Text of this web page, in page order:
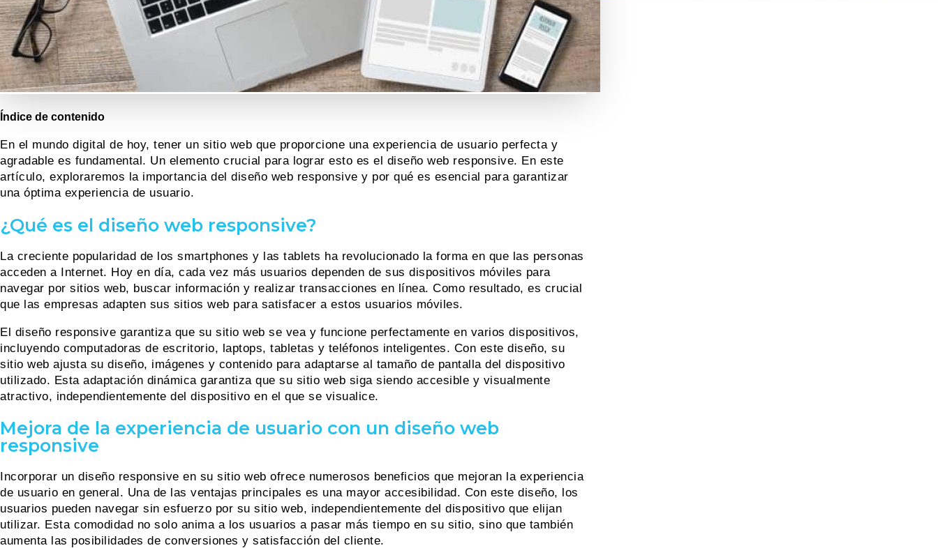
Índice de contenido
En el mundo digital de hoy, tener un sitio web que proporcione una experiencia de usuario perfecta y
agradable es fundamental. Un elemento crucial para lograr esto es el diseño web responsive. En este
artículo, exploraremos la importancia del diseño web responsive y por qué es esencial para garantizar
una óptima experiencia de usuario.
¿Qué es el diseño web responsive?
La creciente popularidad de los smartphones y las tablets ha revolucionado la forma en que las personas
acceden a Internet. Hoy en día, cada vez más usuarios dependen de sus dispositivos móviles para
navegar por sitios web, buscar información y realizar transacciones en línea. Como resultado, es crucial
que las empresas adapten sus sitios web para satisfacer a estos usuarios móviles.
El diseño responsive garantiza que su sitio web se vea y funcione perfectamente en varios dispositivos,
incluyendo computadoras de escritorio, laptops, tabletas y teléfonos inteligentes. Con este diseño, su
sitio web ajusta su diseño, imágenes y contenido para adaptarse al tamaño de pantalla del dispositivo
utilizado. Esta adaptación dinámica garantiza que su sitio web siga siendo accesible y visualmente
atractivo, independientemente del dispositivo en el que se visualice.
Mejora de la experiencia de usuario con un diseño web
responsive
Incorporar un diseño responsive en su sitio web ofrece numerosos beneficios que mejoran la experiencia
de usuario en general. Una de las ventajas principales es una mayor accesibilidad. Con este diseño, los
usuarios pueden navegar sin esfuerzo por su sitio web, independientemente del dispositivo que elijan
utilizar. Esta comodidad no solo anima a los usuarios a pasar más tiempo en su sitio, sino que también
aumenta las posibilidades de conversiones y satisfacción del cliente.